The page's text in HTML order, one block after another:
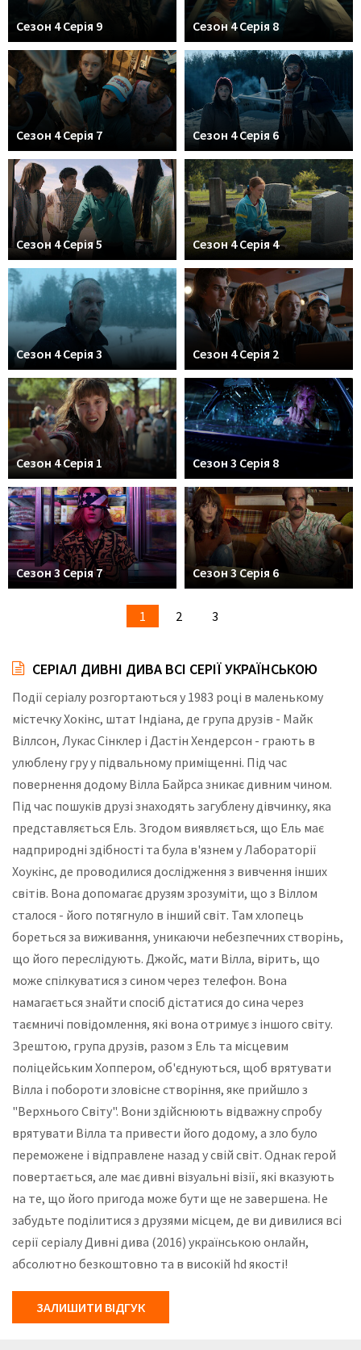
Сезон 4 Серія 9 Сезон 4 Серія 8
Сезон 4 Серія 7 Сезон 4 Серія 6
Сезон 4 Серія 5 Сезон 4 Серія 4
Сезон 4 Серія 3 Сезон 4 Серія 2
Сезон 4 Серія 1 Сезон 3 Серія 8
Сезон 3 Серія 7 Сезон 3 Серія 6
1 2 3
СЕРІАЛ ДИВНІ ДИВА ВСІ СЕРІЇ УКРАЇНСЬКОЮ
Події серіалу розгортаються у 1983 році в маленькому
містечку Хокінс, штат Індіана, де група друзів - Майк
Віллсон, Лукас Сінклер і Дастін Хендерсон - грають в
улюблену гру у підвальному приміщенні. Під час
повернення додому Вілла Байрса зникає дивним чином.
Під час пошуків друзі знаходять загублену дівчинку, яка
представляється Ель. Згодом виявляється, що Ель має
надприродні здібності та була в'язнем у Лабораторії
Хоукінс, де проводилися дослідження з вивчення інших
світів. Вона допомагає друзям зрозуміти, що з Віллом
сталося - його потягнуло в інший світ. Там хлопець
бореться за виживання, уникаючи небезпечних створінь,
що його переслідують. Джойс, мати Вілла, вірить, що
може спілкуватися з сином через телефон. Вона
намагається знайти спосіб дістатися до сина через
таємничі повідомлення, які вона отримує з іншого світу.
Зрештою, група друзів, разом з Ель та місцевим
поліцейським Хоппером, об'єднуються, щоб врятувати
Вілла і побороти зловісне створіння, яке прийшло з
"Верхнього Світу". Вони здійснюють відважну спробу
врятувати Вілла та привести його додому, а зло було
переможене і відправлене назад у свій світ. Однак герой
повертається, але має дивні візуальні візії, які вказують
на те, що його пригода може бути ще не завершена. Не
забудьте поділитися з друзями місцем, де ви дивилися всі
серії серіалу Дивні дива (2016) українською онлайн,
абсолютно безкоштовно та в високій hd якості!
ЗАЛИШИТИ ВІДГУК